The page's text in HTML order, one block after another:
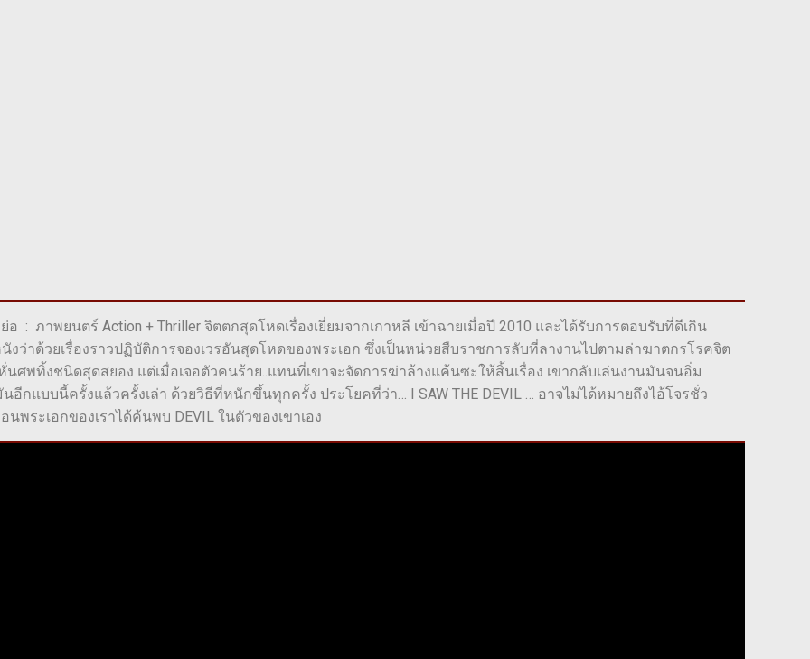
ย่อ : ภาพยนตร์ Action + Thriller จิตตกสุดโหดเรื่องเยี่ยมจากเกาหลี เข้าฉายเมื่อปี 2010 และได้รับการตอบรับที่ดีเกิน
งว่าด้วยเรื่องราวปฏิบัติการจองเวรอันสุดโหดของพระเอก ซึ่งเป็นหน่วยสืบราชการลับที่ลางานไปตามล่าฆาตกรโรคจิต
พทิ้งชนิดสุดสยอง แต่เมื่อเจอตัวคนร้าย..แทนที่เขาจะจัดการฆ่าล้างแค้นซะให้สิ้นเรื่อง เขากลับเล่นงานมันจนอิ่ม
กแบบนี้ครั้งแล้วครั้งเล่า ด้วยวิธีที่หนักขึ้นทุกครั้ง ประโยคที่ว่า… I SAW THE DEVIL … อาจไม่ได้หมายถึงไอ้โจรชั่ว
นพระเอกของเราได้ค้นพบ DEVIL ในตัวของเขาเอง